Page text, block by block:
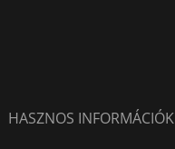
HASZNOS INFORMÁCIÓK